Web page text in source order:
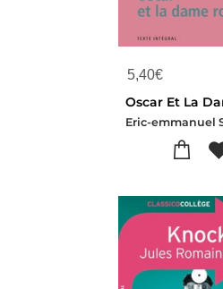
5,40€
Eric-emmanuel